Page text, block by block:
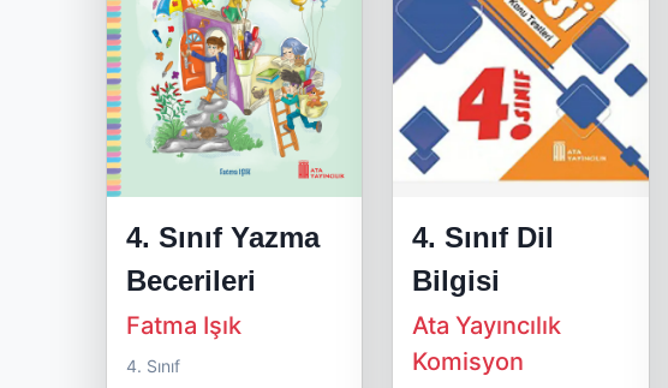
4. Sınıf Yazma
Becerileri
Fatma Işık
4. Sınıf
4. Sınıf Dil
Bilgisi
Ata Yayıncılık
Komisyon